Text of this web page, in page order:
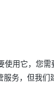
用它，您
务，但我们